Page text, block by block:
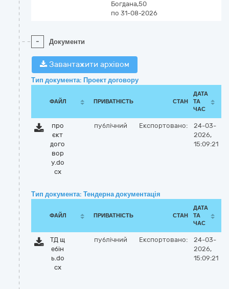
Богдана,50
по 31-08-2026
- Документи
Завантажити архівом
Тип документа: Проект договору
ФАЙЛ ПРИВАТНІСТЬ СТАН
ДАТА
ТА
ЧАС
про
єкт
дого
вор
у.do
cx
публічний Експортовано:
24-03-
2026,
15:09:21
Тип документа: Тендерна документація
ФАЙЛ ПРИВАТНІСТЬ СТАН
ДАТА
ТА
ЧАС
ТД щ
ебін
ь.do
cx
публічний Експортовано:
24-03-
2026,
15:09:21